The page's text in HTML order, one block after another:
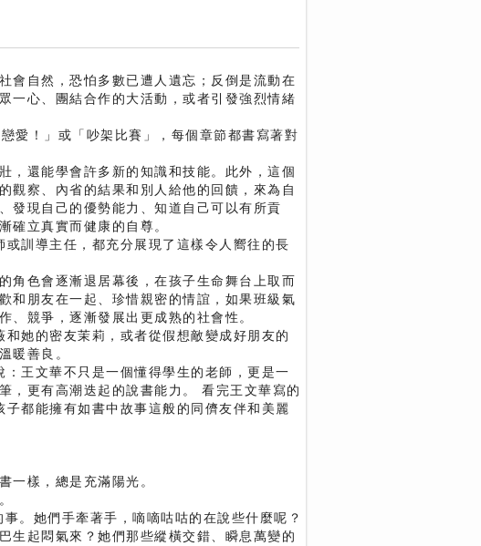
會自然，恐怕多數已遭人遺忘；反倒是流動在
一心、團結合作的大活動，或者引發強烈情緒
愛！」或「吵架比賽」，每個章節都書寫著對
，還能學會許多新的知識和技能。此外，這個
觀察、內省的結果和別人給他的回饋，來為自
發現自己的優勢能力、知道自己可以有所貢
確立真實而健康的自尊。
訓導主任，都充分展現了這樣令人嚮往的長
角色會逐漸退居幕後，在孩子生命舞台上取而
和朋友在一起、珍惜親密的情誼，如果班級氣
、競爭，逐漸發展出更成熟的社會性。
她的密友茉莉，或者從假想敵變成好朋友的
暖善良。
王文華不只是一個懂得學生的老師，更是一
，更有高潮迭起的說書能力。 看完王文華寫的
都能擁有如書中故事這般的同儕友伴和美麗
一樣，總是充滿陽光。
。她們手牽著手，嘀嘀咕咕的在說些什麼呢？
生起悶氣來？她們那些縱橫交錯、瞬息萬變的